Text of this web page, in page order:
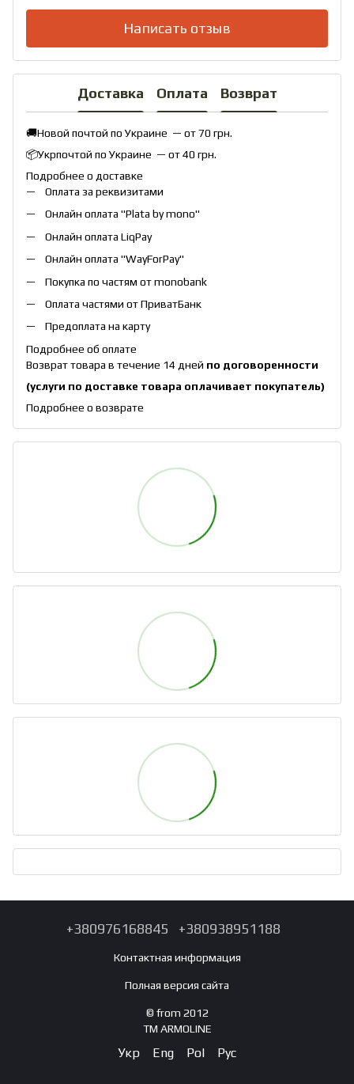
Написать отзыв
Доставка Оплата Возврат
🚚Новой почтой по Украине — от 70 грн.
📦Укрпочтой по Украине — от 40 грн.
Подробнее о доставке
Оплата за реквизитами
Онлайн оплата "Plata by mono"
Онлайн оплата LiqPay
Онлайн оплата "WayForPay"
Покупка по частям от monobank
Оплата частями от ПриватБанк
Предоплата на карту
Подробнее об оплате
Возврат товара в течение 14 дней по договоренности
(услуги по доставке товара оплачивает покупатель)
Подробнее о возврате
+380976168845 +380938951188
Контактная информация
Полная версия сайта
© from 2012
TM ARMOLINE
Укр Eng Pol Рус